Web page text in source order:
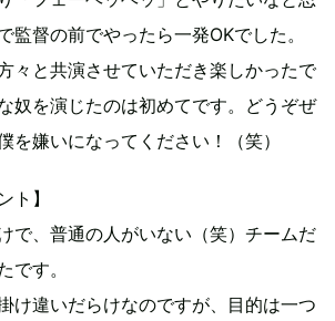
監督の前でやったら一発OKでした。
々と共演させていただき楽しかったで
奴を演じたのは初めてです。どうぞぜ
を嫌いになってください！（笑）
ト】
で、普通の人がいない（笑）チームだ
です。
け違いだらけなのですが、目的は一つ